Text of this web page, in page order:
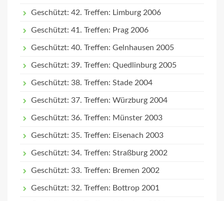
Geschützt: 42. Treffen: Limburg 2006
Geschützt: 41. Treffen: Prag 2006
Geschützt: 40. Treffen: Gelnhausen 2005
Geschützt: 39. Treffen: Quedlinburg 2005
Geschützt: 38. Treffen: Stade 2004
Geschützt: 37. Treffen: Würzburg 2004
Geschützt: 36. Treffen: Münster 2003
Geschützt: 35. Treffen: Eisenach 2003
Geschützt: 34. Treffen: Straßburg 2002
Geschützt: 33. Treffen: Bremen 2002
Geschützt: 32. Treffen: Bottrop 2001